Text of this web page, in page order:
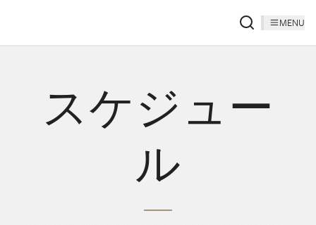
MENU
スケジュー
ル